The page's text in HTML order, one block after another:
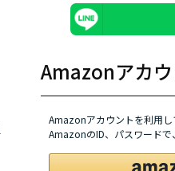
Amazonアカ
Amazonアカウントを利用し
AmazonのID、パスワードで